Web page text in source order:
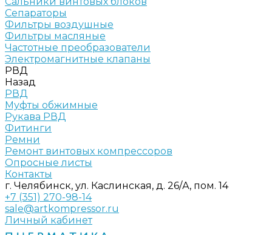
Сепараторы
Фильтры воздушные
Фильтры масляные
Частотные преобразователи
Электромагнитные клапаны
РВД
Назад
РВД
Муфты обжимные
Рукава РВД
Фитинги
Ремни
Ремонт винтовых компрессоров
Опросные листы
Контакты
г. Челябинск, ул. Каслинская, д. 26/А, пом. 14
+7 (351) 270-98-14
sale@artkompressor.ru
Личный кабинет